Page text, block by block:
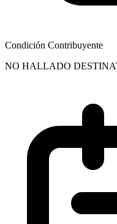
Condición Contribuyente
NO HALLADO